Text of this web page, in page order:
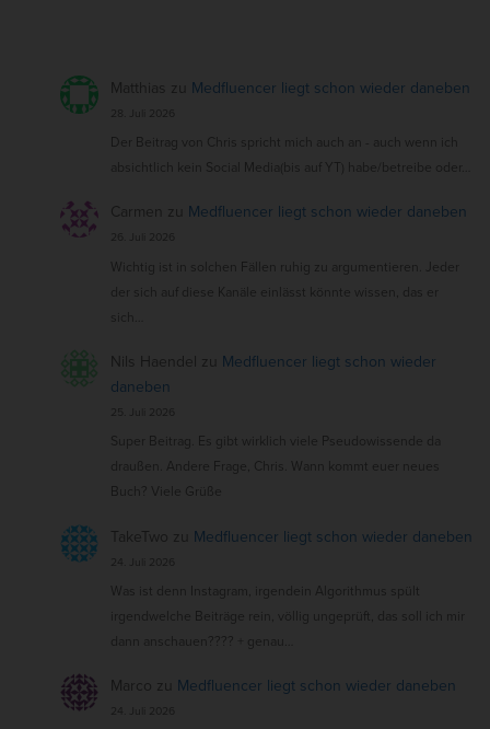
Matthias zu Medfluencer liegt schon wieder daneben
28. Juli 2026
Der Beitrag von Chris spricht mich auch an - auch wenn ich
absichtlich kein Social Media(bis auf YT) habe/betreibe oder…
Carmen zu Medfluencer liegt schon wieder daneben
26. Juli 2026
Wichtig ist in solchen Fällen ruhig zu argumentieren. Jeder
der sich auf diese Kanäle einlässt könnte wissen, das er
Nils Haendel zu Medfluencer liegt schon wieder
daneben
25. Juli 2026
Super Beitrag. Es gibt wirklich viele Pseudowissende da
draußen. Andere Frage, Chris. Wann kommt euer neues
Buch? Viele Grüße
TakeTwo zu Medfluencer liegt schon wieder daneben
24. Juli 2026
Was ist denn Instagram, irgendein Algorithmus spült
irgendwelche Beiträge rein, völlig ungeprüft, das soll ich mir
dann anschauen???? + genau…
Marco zu Medfluencer liegt schon wieder daneben
24. Juli 2026